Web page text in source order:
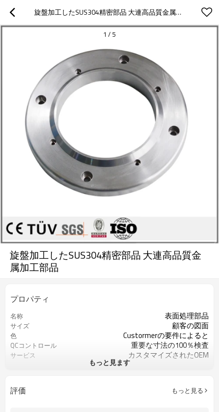
旋盤加工したSUS304精密部品 大連高品質金属加工部品
1 / 5
旋盤加工したSUS304精密部品 大連高品質金
属加工部品
プロパティ
名称 表面処理部品
サイズ 顧客の図面
色 Custormerの要件によると
QCコントロール 重要な寸法の100％検査
サービス カスタマイズされたOEM
加工機械
表面処理 黒染め
もっと見ます
評価 もっと見る